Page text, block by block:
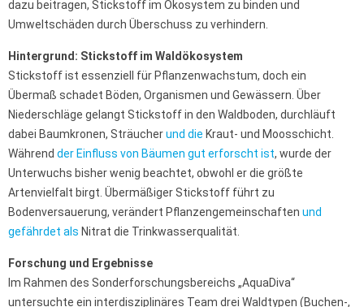
dazu beitragen, Stickstoff im Ökosystem zu binden und
Umweltschäden durch Überschuss zu verhindern.
Hintergrund: Stickstoff im Waldökosystem
Stickstoff ist essenziell für Pflanzenwachstum, doch ein
Übermaß schadet Böden, Organismen und Gewässern. Über
Niederschläge gelangt Stickstoff in den Waldboden, durchläuft
dabei Baumkronen, Sträucherund die Kraut- und Moosschicht.
Während der Einfluss von Bäumen gut erforscht ist, wurde der
Unterwuchs bisher wenig beachtet, obwohl er die größte
Artenvielfalt birgt. Übermäßiger Stickstoff führt zu
Bodenversauerung, verändert Pflanzengemeinschaften und
gefährdet als Nitrat die Trinkwasserqualität.
Forschung und Ergebnisse
Im Rahmen des Sonderforschungsbereichs „AquaDiva“
untersuchte ein interdisziplinäres Team drei Waldtypen (Buchen-,